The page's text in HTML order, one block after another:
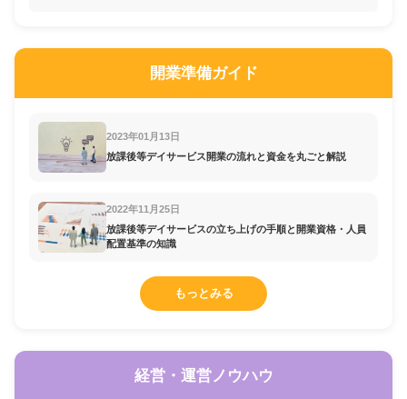
開業準備ガイド
2023年01月13日
放課後等デイサービス開業の流れと資金を丸ごと解説
2022年11月25日
放課後等デイサービスの立ち上げの手順と開業資格・人員
配置基準の知識
もっとみる
経営・運営ノウハウ